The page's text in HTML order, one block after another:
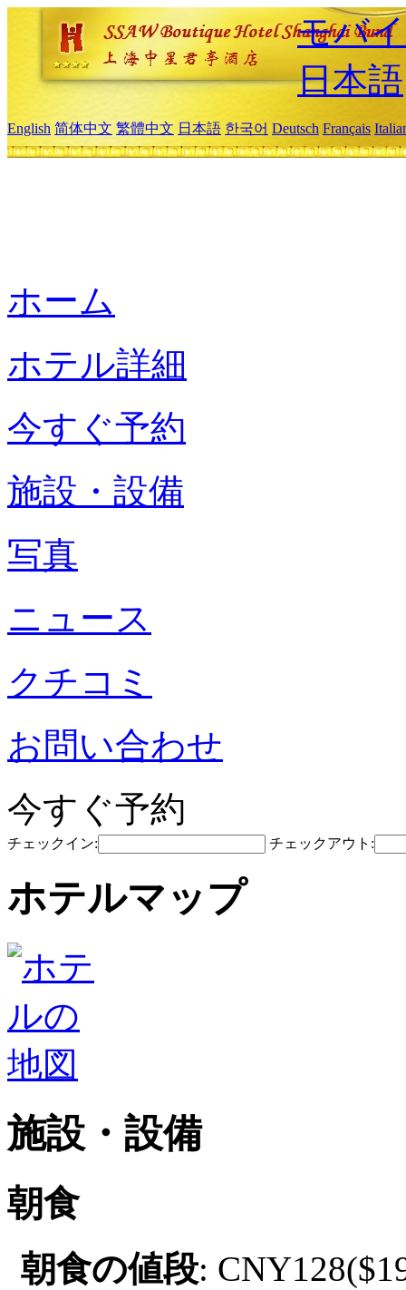
モバ
日本語
English 简体中文 繁體中文 日本語 한국어 Deutsch Français
ホーム
ホテル詳細
今すぐ予約
施設・設備
写真
ニュース
クチコミ
お問い合わせ
今すぐ予約
チェックイン: チェックアウト:
ホテルマップ
施設・設備
朝食
朝食の値段: